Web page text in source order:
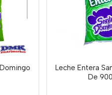
Leche Entera
De